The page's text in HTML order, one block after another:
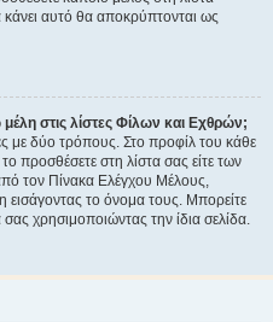
αυτό θα αποκρύπτονται ως
στις λίστες Φίλων και Εχθρών;
με δύο τρόπους. Στο προφίλ του κάθε
προσθέσετε στη λίστα σας είτε των
τον Πίνακα Ελέγχου Μέλους,
εισάγοντας το όνομα τους. Μπορείτε
χρησιμοποιώντας την ίδια σελίδα.